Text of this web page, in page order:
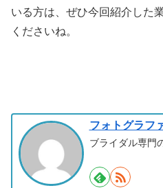
いる方は、ぜひ今回紹介した
くださいね。
フォトグラフ
ブライダル専門